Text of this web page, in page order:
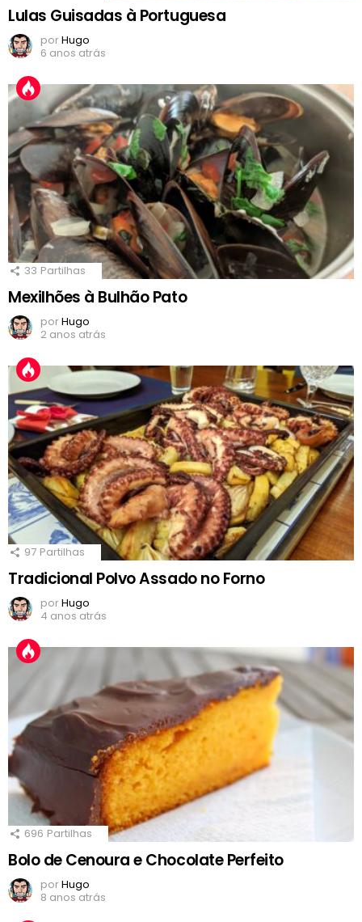
Lulas Guisadas à Portuguesa
porHugo
6 anos atrás
33 Partilhas
Mexilhões à Bulhão Pato
porHugo
2 anos atrás
97 Partilhas
Tradicional Polvo Assado no Forno
porHugo
4 anos atrás
696 Partilhas
Bolo de Cenoura e Chocolate Perfeito
porHugo
8 anos atrás